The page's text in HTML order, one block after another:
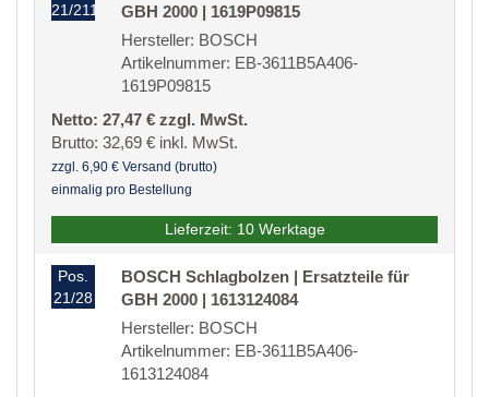
21/211
GBH 2000 | 1619P09815
Hersteller: BOSCH
Artikelnummer: EB-3611B5A406-
1619P09815
Netto: 27,47 € zzgl. MwSt.
Brutto: 32,69 € inkl. MwSt.
zzgl. 6,90 € Versand (brutto)
einmalig pro Bestellung
Lieferzeit: 10 Werktage
Pos.
21/28
BOSCH Schlagbolzen | Ersatzteile für
GBH 2000 | 1613124084
Hersteller: BOSCH
Artikelnummer: EB-3611B5A406-
1613124084